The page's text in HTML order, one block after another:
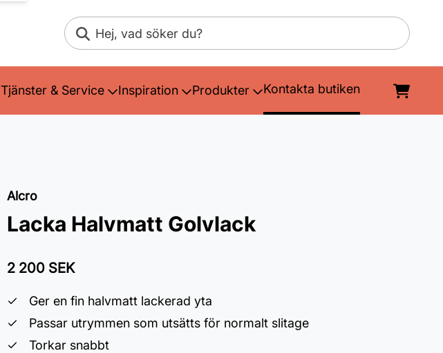
Sök
Tjänster & Service Inspiration Produkter Kontakta butiken
Alcro
Lacka Halvmatt Golvlack
2 200 SEK
Ger en fin halvmatt lackerad yta
Passar utrymmen som utsätts för normalt slitage
Torkar snabbt